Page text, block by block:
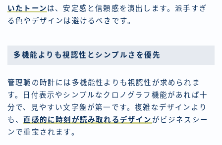
いたトーンは、安定感と信頼感を演出します。派手すぎ
る色やデザインは避けるべきです。
多機能よりも視認性とシンプルさを優先
管理職の時計には多機能性よりも視認性が求められま
す。日付表示やシンプルなクロノグラフ機能があれば十
分で、見やすい文字盤が第一です。複雑なデザインより
も、直感的に時刻が読み取れるデザイン がビジネスシー
ンで重宝されます。